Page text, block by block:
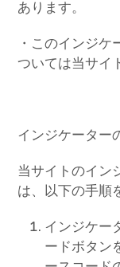
あります。
・このインジ
ついては当サイ
インジケーター
当サイトのイン
は、以下の手順
インジケー
ードボタン